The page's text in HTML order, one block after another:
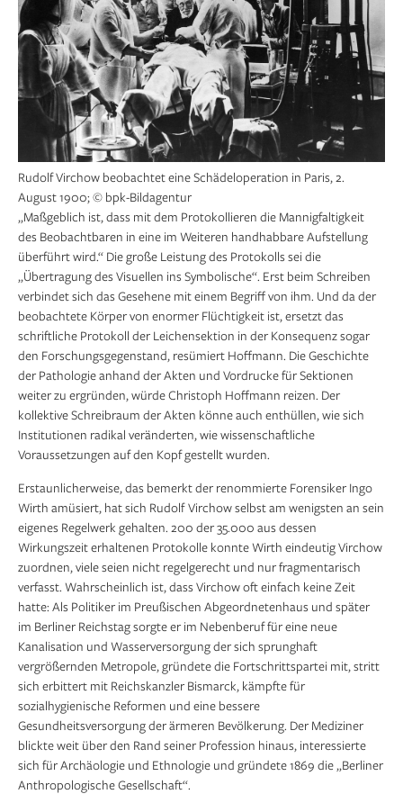
Rudolf Virchow beobachtet eine Schädeloperation in Paris, 2.
August 1900; © bpk-Bildagentur
„Maßgeblich ist, dass mit dem Protokollieren die Mannigfaltigkeit
des Beobachtbaren in eine im Weiteren handhabbare Aufstellung
überführt wird.“ Die große Leistung des Protokolls sei die
„Übertragung des Visuellen ins Symbolische“. Erst beim Schreiben
verbindet sich das Gesehene mit einem Begriff von ihm. Und da der
beobachtete Körper von enormer Flüchtigkeit ist, ersetzt das
schriftliche Protokoll der Leichensektion in der Konsequenz sogar
den Forschungsgegenstand, resümiert Hoffmann. Die Geschichte
der Pathologie anhand der Akten und Vordrucke für Sek­tionen
weiter zu ergründen, würde Christoph Hoffmann reizen. Der
kollektive Schreibraum der Akten könne auch enthüllen, wie sich
Institutionen radikal veränderten, wie wissenschaftliche
Voraussetzungen auf den Kopf gestellt wurden.
Erstaunlicherweise, das bemerkt der renommierte Forensiker Ingo
Wirth amüsiert, hat sich Rudolf Virchow selbst am wenigsten an sein
eigenes Regelwerk gehalten. 200 der 35.000 aus dessen
Wirkungszeit erhaltenen Protokolle konnte Wirth eindeutig Virchow
zuordnen, viele seien nicht regelgerecht und nur fragmentarisch
verfasst. Wahrscheinlich ist, dass Virchow oft einfach keine Zeit
hatte: Als Politiker im Preußischen Abgeordnetenhaus und später
im Berliner Reichstag sorgte er im Nebenberuf für eine neue
Kanalisation und Wasserversorgung der sich sprunghaft
vergrößernden Metropole, gründete die Fortschrittspartei mit, stritt
sich erbittert mit Reichskanzler Bismarck, kämpfte für
sozialhygienische Reformen und eine bessere
Gesundheitsversorgung der ärmeren Bevölkerung. Der Mediziner
blickte weit über den Rand seiner Profession hinaus, interessierte
sich für Archäologie und Ethno­logie und gründete 1869 die „Berliner
Anthropolo­gische Gesellschaft“.